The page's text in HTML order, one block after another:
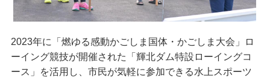
2023年に「燃ゆる感動かごしま国体・かごしま大会」ロ
ーイング競技が開催された「輝北ダム特設ローイングコ
ース」を活用し、市民が気軽に参加できる水上スポーツ